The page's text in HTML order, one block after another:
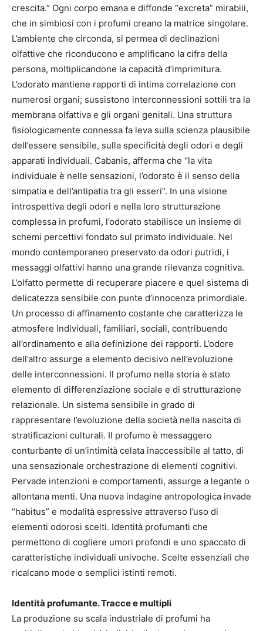
crescita.” Ogni corpo emana e diffonde “excreta” mirabili,
che in simbiosi con i profumi creano la matrice singolare.
L’ambiente che circonda, si permea di declinazioni
olfattive che riconducono e amplificano la cifra della
persona, moltiplicandone la capacità d’imprimitura.
L’odorato mantiene rapporti di intima correlazione con
numerosi organi; sussistono interconnessioni sottili tra la
membrana olfattiva e gli organi genitali. Una struttura
fisiologicamente connessa fa leva sulla scienza plausibile
dell’essere sensibile, sulla specificità degli odori e degli
apparati individuali. Cabanis, afferma che “la vita
individuale è nelle sensazioni, l’odorato è il senso della
simpatia e dell’antipatia tra gli esseri”. In una visione
introspettiva degli odori e nella loro strutturazione
complessa in profumi, l’odorato stabilisce un insieme di
schemi percettivi fondato sul primato individuale. Nel
mondo contemporaneo preservato da odori putridi, i
messaggi olfattivi hanno una grande rilevanza cognitiva.
L’olfatto permette di recuperare piacere e quel sistema di
delicatezza sensibile con punte d’innocenza primordiale.
Un processo di affinamento costante che caratterizza le
atmosfere individuali, familiari, sociali, contribuendo
all’ordinamento e alla definizione dei rapporti. L’odore
dell’altro assurge a elemento decisivo nell’evoluzione
delle interconnessioni. Il profumo nella storia è stato
elemento di differenziazione sociale e di strutturazione
relazionale. Un sistema sensibile in grado di
rappresentare l’evoluzione della società nella nascita di
stratificazioni culturali. Il profumo è messaggero
conturbante di un’intimità celata inaccessibile al tatto, di
una sensazionale orchestrazione di elementi cognitivi.
Pervade intenzioni e comportamenti, assurge a legante o
allontana menti. Una nuova indagine antropologica invade
“habitus” e modalità espressive attraverso l’uso di
elementi odorosi scelti. Identità profumanti che
permettono di cogliere umori profondi e uno spaccato di
caratteristiche individuali univoche. Scelte essenziali che
ricalcano mode o semplici istinti remoti.
Identità profumante. Tracce e multipli
La produzione su scala industriale di profumi ha